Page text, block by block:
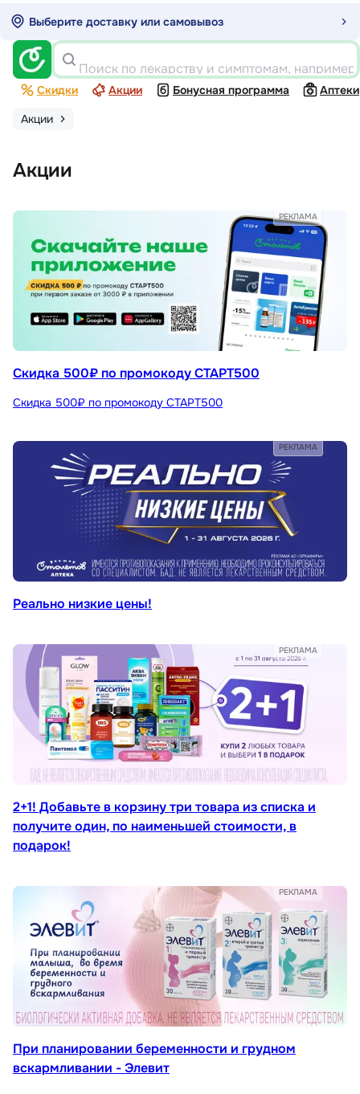
Выберите доставку или самовывоз
Поиск по лекарству и симптомам,
Скидки Акции Бонусная программа
Аптеки
Акции
Акции
Скидка 500₽ по промокоду СТАРТ500
Скидка 500₽ по промокоду СТАРТ500
РЕКЛАМА
Реально низкие цены!
РЕКЛАМА
2+1! Добавьте в корзину три товара из списка и
получите один, по наименьшей стоимости, в
подарок!
РЕКЛАМА
При планировании беременности и грудном
вскармливании - Элевит
РЕКЛАМА